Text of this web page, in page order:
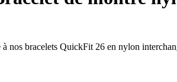
nos bracelets QuickFit 26 en nylon